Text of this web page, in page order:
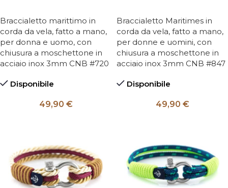
Braccialetto marittimo in
corda da vela, fatto a mano,
per donna e uomo, con
chiusura a moschettone in
acciaio inox 3mm CNB #720
Disponibile
49,90 €
Braccialetto Maritimes in
corda da vela, fatto a mano,
per donne e uomini, con
chiusura a moschettone in
acciaio inox 3mm CNB #847
Disponibile
49,90 €